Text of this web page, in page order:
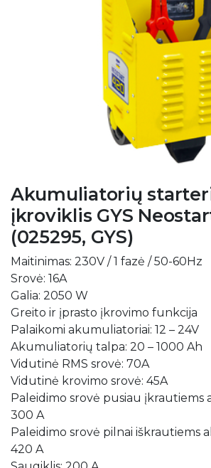
Akumuliatorių
įkroviklis GYS
(025295, GYS)
Maitinimas: 230V / 1 fazė / 50-60Hz
Srovė: 16A
Galia: 2050 W
Greito ir įprasto įkrovimo funkcija
Palaikomi akumuliatoriai: 12 – 24V
Akumuliatorių talpa: 20 – 1000 Ah
Vidutinė RMS srovė: 70A
Vidutinė krovimo srovė: 45A
Paleidimo srovė pusiau įkrautiems
300 A
Paleidimo srovė pilnai iškrautiems
420 A